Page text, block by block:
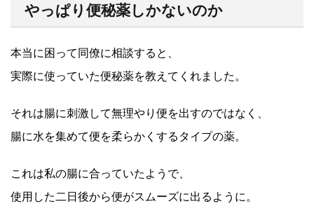
やっぱり便秘薬しかないのか
本当に困って同僚に相談すると、
実際に使っていた便秘薬を教えてくれました。
それは腸に刺激して無理やり便を出すのではなく、
腸に水を集めて便を柔らかくするタイプの薬。
これは私の腸に合っていたようで、
使用した二日後から便がスムーズに出るように。